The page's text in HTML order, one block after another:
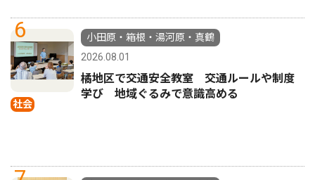
6
社会
小田原・箱根・湯河原・真鶴
2026.08.01
橘地区で交通安全教室 交通ルールや制度
学び 地域ぐるみで意識高める